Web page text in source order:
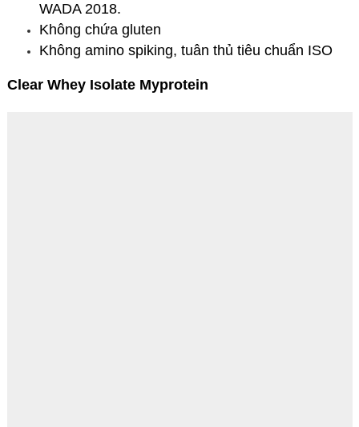
WADA 2018.
Không chứa gluten
Không amino spiking, tuân thủ tiêu chuẩn ISO
Clear Whey Isolate Myprotein